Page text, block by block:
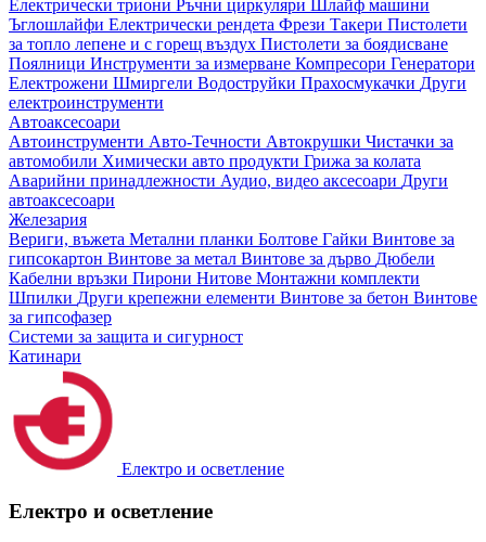
Електрически триони Ръчни циркуляри
Шлайф машини
Ъглошлайфи Електрически рендета Фрези Такери Пистолети
за топло лепене и с горещ въздух Пистолети за боядисване
Поялници Инструменти за измерване Компресори Генератори
Електрожени Шмиргели Водоструйки Прахосмукачки Други
електроинструменти
Автоаксесоари
Автоинструменти Авто-Течности Автокрушки Чистачки за
автомобили Химически авто продукти Грижа за колата
Аварийни принадлежности Аудио, видео аксесоари Други
автоаксесоари
Железария
Вериги, въжета Метални планки Болтове Гайки Винтове за
гипсокартон Винтове за метал Винтове за дърво Дюбели
Кабелни връзки Пирони Нитове Монтажни комплекти
Шпилки Други крепежни елементи Винтове за бетон Винтове
за гипсофазер
Системи за защита и сигурност
Катинари
Електро и осветление
Електро и осветление